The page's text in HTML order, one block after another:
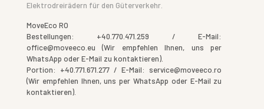
Elektrodreirädern für den Güterverkehr.
MoveEco RO
Bestellungen: +40.770.471.259 / E-Mail:
office@moveeco.eu (Wir empfehlen Ihnen, uns per
WhatsApp oder E-Mail zu kontaktieren).
Portion: +40.771.671.277 / E-Mail: service@moveeco.ro
(Wir empfehlen Ihnen, uns per WhatsApp oder E-Mail zu
kontaktieren).